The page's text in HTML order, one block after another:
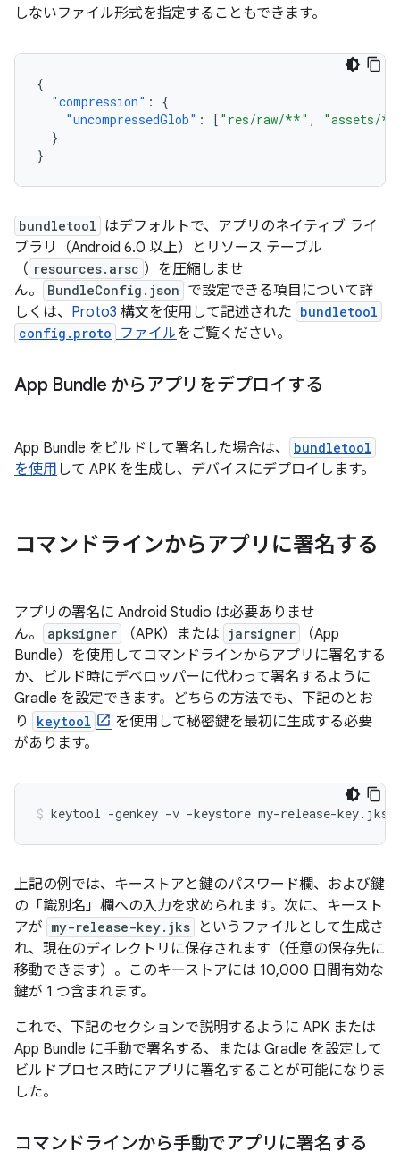
しないファイル形式を指定することもできます。
{
"compression" :
{
"uncompressedGlob" : [ "res/raw/**" ,
"assets/
}
}
bundletool はデフォルトで、アプリのネイティブ ライ
ブラリ（Android 6.0 以上）とリソース テーブル
（ resources.arsc ）を圧縮しませ
ん。
BundleConfig.json で設定できる項目について詳
しくは、 Proto3 構文を使用して記述された bundletool
config.proto
ファイルをご覧ください。
App Bundle からアプリをデプロイする
App Bundle をビルドして署名した場合は、 bundletool
を使用 して APK を生成し、デバイスにデプロイします。
コマンドラインからアプリに署名する
アプリの署名に Android Studio は必要ありませ
ん。
apksigner （APK）または jarsigner
（App
Bundle）を使用してコマンドラインからアプリに署名する
か、ビルド時にデベロッパーに代わって署名するように
Gradle を設定できます。どちらの方法でも、下記のとお
り
keytool
を使用して秘密鍵を最初に生成する必要
があります。
上記の例では、キーストアと鍵のパスワード欄、および鍵
の「識別名」欄への入力を求められます。次に、キースト
アが my-release-key.jks
というファイルとして生成さ
れ、現在のディレクトリに保存されます（任意の保存先に
移動できます）。このキーストアには 10,000 日間有効な
鍵が 1 つ含まれます。
これで、下記のセクションで説明するように APK または
App Bundle に手動で署名する、または Gradle を設定して
ビルドプロセス時にアプリに署名することが可能になりま
した。
コマンドラインから手動でアプリに署名する